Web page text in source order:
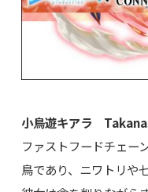
小鳥遊キアラ
ファストフードチェー
鳥であり、ニワトリや